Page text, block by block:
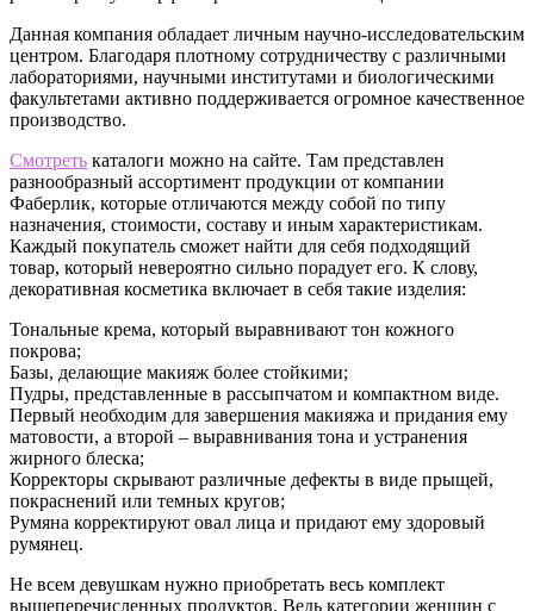
Данная компания обладает личным научно-исследовательским
центром. Благодаря плотному сотрудничеству с различными
лабораториями, научными институтами и биологическими
факультетами активно поддерживается огромное качественное
производство.
Смотреть каталоги можно на сайте. Там представлен
разнообразный ассортимент продукции от компании
Фаберлик, которые отличаются между собой по типу
назначения, стоимости, составу и иным характеристикам.
Каждый покупатель сможет найти для себя подходящий
товар, который невероятно сильно порадует его. К слову,
декоративная косметика включает в себя такие изделия:
Тональные крема, который выравнивают тон кожного
покрова;
Базы, делающие макияж более стойкими;
Пудры, представленные в рассыпчатом и компактном виде.
Первый необходим для завершения макияжа и придания ему
матовости, а второй – выравнивания тона и устранения
жирного блеска;
Корректоры скрывают различные дефекты в виде прыщей,
покраснений или темных кругов;
Румяна корректируют овал лица и придают ему здоровый
румянец.
Не всем девушкам нужно приобретать весь комплект
вышеперечисленных продуктов. Ведь категории женщин с